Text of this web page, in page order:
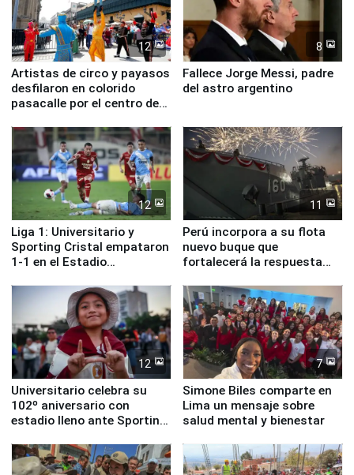
12
Artistas de circo y payasos
desfilaron en colorido
pasacalle por el centro de
8
Fallece Jorge Messi, padre
del astro argentino
12
Liga 1: Universitario y
Sporting Cristal empataron
1-1 en el Estadio
11
Perú incorpora a su flota
nuevo buque que
fortalecerá la respuesta
12
Universitario celebra su
102º aniversario con
estadio lleno ante Sporting
7
Simone Biles comparte en
Lima un mensaje sobre
salud mental y bienestar